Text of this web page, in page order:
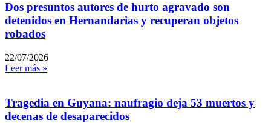
Dos presuntos autores de hurto agravado son
detenidos en Hernandarias y recuperan objetos
robados
22/07/2026
Leer más »
Tragedia en Guyana: naufragio deja 53 muertos y
decenas de desaparecidos